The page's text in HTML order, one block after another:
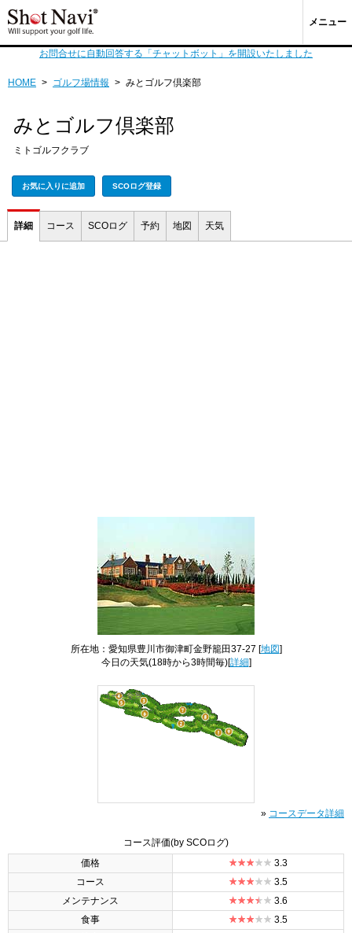
メニュー
お問合せに自動回答する「チャットボット」を開設いたしました
HOME > ゴルフ場情報 > みとゴルフ倶楽部
みとゴルフ倶楽部
ミトゴルフクラブ
お気に入りに追加 SCOログ登録
詳細 コース SCOログ 予約 地図 天気
所在地：愛知県豊川市御津町金野籠田37-27 [地図]
今日の天気(18時から3時間毎)[詳細]
コース全景
» コースデータ詳細
コース評価(by SCOログ)
価格
3.3
コース
3.5
メンテナンス
3.6
食事
3.5